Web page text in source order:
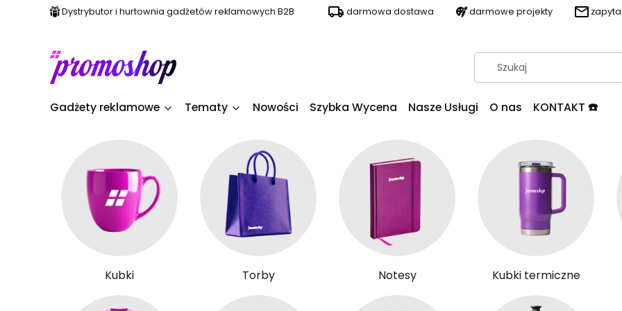
Dystrybutor i hurtownia gadżetów reklamowych B2B darmowa dostawa darmowe projekty
Gadżety reklamowe Tematy Nowości Szybka Wycena Nasze Usługi O nas KONTAKT ☎️
Kubki Torby Notesy Kubki termiczne